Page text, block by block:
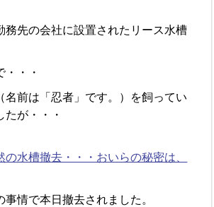
務先の会社に設置されたリース水槽
・・・
名前は「忍者」です。）を飼ってい
たが・・・
の水槽撤去・・・おいらの秘密は、
事情で本日撤去されました。